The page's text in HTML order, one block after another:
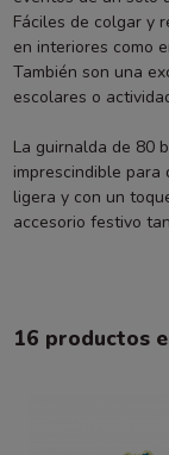
Fáciles de colgar y
en interiores como
También son una
escolares o
La guirnalda de 80
imprescindible para
ligera y con un
accesorio festivo
16 productos